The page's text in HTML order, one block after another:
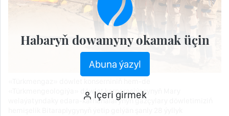
«Türkmengeologiýa» döwlet korporasiýasynyň Mary
welaýatyndaky edara-kärhanalarynyň gazçylary döwletimiziň
Habaryň dowamyny okamak üçin
Abuna ýazyl
Içeri girmek